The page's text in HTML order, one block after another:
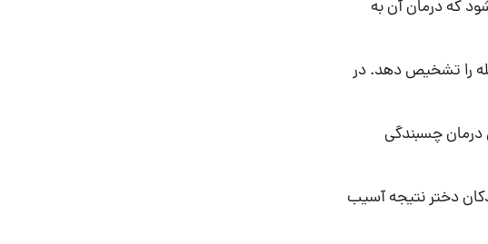
که درمان آن به
را تشخیص دهد. در
درمان چسبندگی
دختر نتیجه آسیب